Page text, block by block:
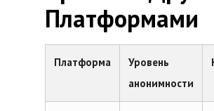
Платформами
Платформа
Уровень
анонимности